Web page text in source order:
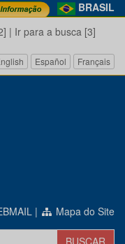
BRASIL
| Ir para a busca [3]
Español Français
| Mapa do Site